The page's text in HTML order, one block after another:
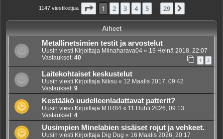
1147 viestiketjua Sivu /29
1 2 3 4 5 29
Aiheet
Metallinetsimien testit ja arvostelut
Uusin viesti Kirjoittaja Miinaharava04 « 19 Heinä 2018, 22:07
Vastaukset: 40 1 2
Laitekohtaiset keskustelut
Uusin viesti Kirjoittaja Niksu « 12 Maalis 2017, 09:42
Vastaukset: 9
Kestääkö uudelleenladattavat patterit?
Uusin viesti Kirjoittaja MTR84 « 11 Huhti 2026, 09:13
Vastaukset: 4
Uusimpien Minelabien sisäiset rojut ja vehkeet.
Uusin viesti Kirjoittaja Dig Dug « 16 Maalis 2026, 20:17